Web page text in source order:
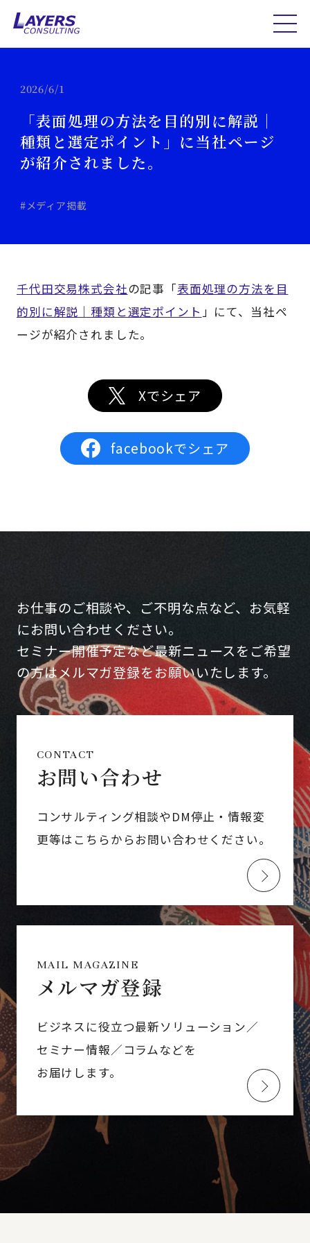
2026/6/1
「表面処理の方法を目的別に解説｜
種類と選定ポイント」に当社ページ
が紹介されました。
#メディア掲載
千代田交易株式会社の記事「表面処理の方法を目
的別に解説｜種類と選定ポイント 」にて、当社ペ
ージが紹介されました。
Xでシェア
facebookでシェア
お仕事のご相談や、ご不明な点など、お気軽
にお問い合わせください。
セミナー開催予定など最新ニュースをご希望
の方はメルマガ登録をお願いいたします。
CONTACT
お問い合わせ
コンサルティング相談やDM停止・情報変
更等はこちらからお問い合わせください。
MAIL MAGAZINE
メルマガ登録
ビジネスに役立つ最新ソリューション／
セミナー情報／コラムなどを
お届けします。